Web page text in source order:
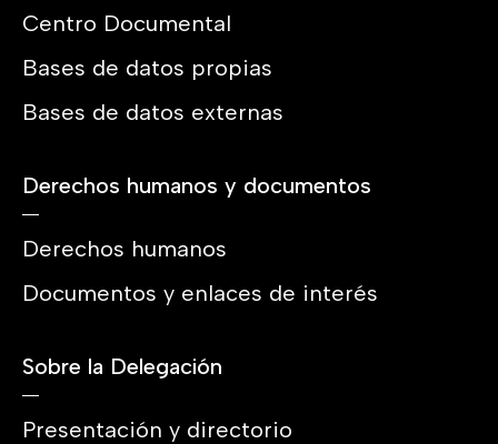
Centro Documental
Bases de datos propias
Bases de datos externas
Derechos humanos y documentos
Derechos humanos
Documentos y enlaces de interés
Sobre la Delegación
Presentación y directorio